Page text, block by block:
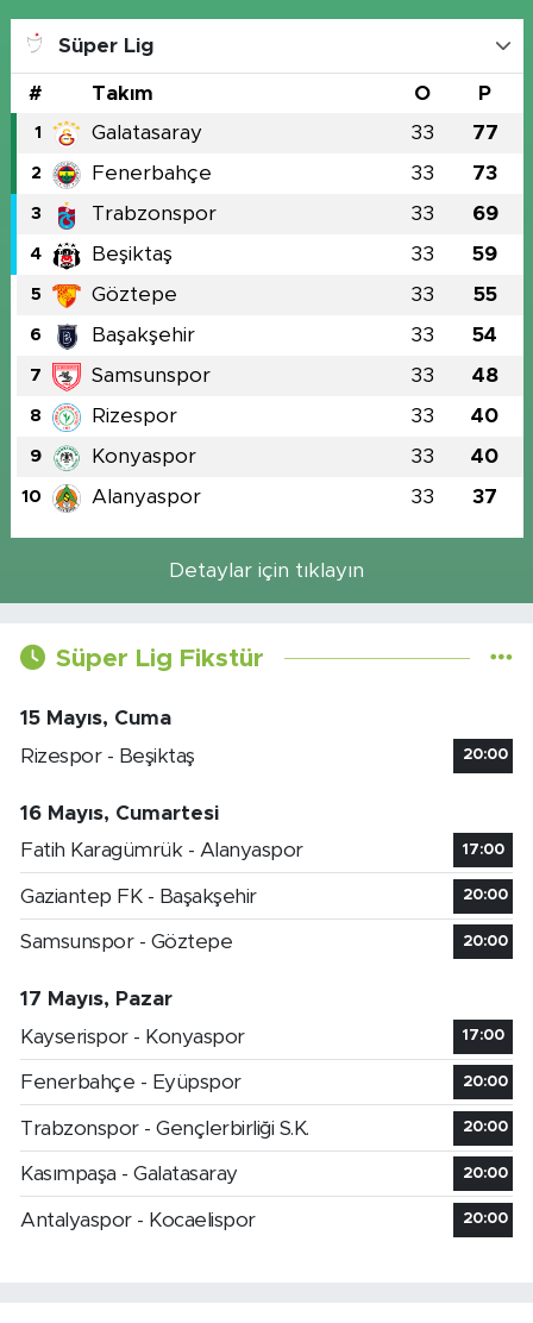
Süper Lig
# Takım O P
1 Galatasaray 33 77
2 Fenerbahçe 33 73
3 Trabzonspor 33 69
4 Beşiktaş 33 59
5 Göztepe 33 55
6 Başakşehir 33 54
7 Samsunspor 33 48
8 Rizespor 33 40
9 Konyaspor 33 40
10 Alanyaspor 33 37
Detaylar için tıklayın
Süper Lig Fikstür
15 Mayıs, Cuma
Rizespor - Beşiktaş
20:00
16 Mayıs, Cumartesi
Fatih Karagümrük - Alanyaspor
17:00
Gaziantep FK - Başakşehir 20:00
Samsunspor - Göztepe 20:00
17 Mayıs, Pazar
Kayserispor - Konyaspor
17:00
Fenerbahçe - Eyüpspor 20:00
Trabzonspor - Gençlerbirliği S.K. 20:00
Kasımpaşa - Galatasaray 20:00
Antalyaspor - Kocaelispor 20:00